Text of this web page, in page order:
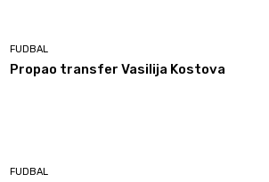
FUDBAL
Propao transfer Vasilija Kostova
FUDBAL